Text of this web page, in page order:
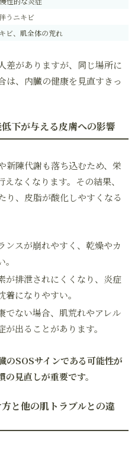
うニキビ
ビ、肌全体の荒れ
差がありますが、同じ場所に
は、内臓の健康を見直すきっ
下が与える皮膚への影響
新陳代謝も落ち込むため、栄
なくなります。その結果、
り、皮脂が酸化しやすくなる
ンスが崩れやすく、乾燥やカ
が排泄されにくくなり、炎症
になりやすい。
でない場合、肌荒れやアレル
出ることがあります。
のSOSサインである可能性が
見直しが重要です。
と他の肌トラブルとの違